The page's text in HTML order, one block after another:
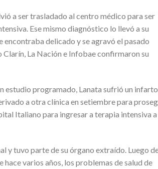
a ser trasladado al centro médico para ser
Ese mismo diagnóstico lo llevó a su
encontraba delicado y se agravó el pasado
Clarín, La Nación e Infobae confirmaron su
estudio programado, Lanata sufrió un infarto
a otra clínica en setiembre para
Italiano para ingresar a terapia intensiva a
y tuvo parte de su órgano extraído. Luego
varios años, los problemas de salud de